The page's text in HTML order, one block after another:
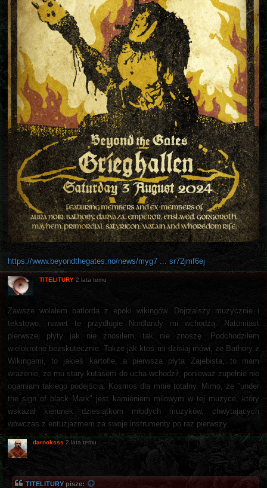
https://www.beyondthegates.no/news/myg7 ... sr72jmf6ej
TITELITURY 2 lata temu
Zawsze wolałem batlorda z epoki wikingów. Dojrzalszy muzycznie i
tekstowo, nawet te przydługie Nordlandy mi wchodzą. Natomiast
pierwszej płyty jak nie znosiłem, tak nie znoszę. Podchodziłem
wielokrotne bezskutecznie. Także jak ktoś mi dzisiaj mówi, że Bathory z
Wikingami, to jakieś kartofle, a pierwsza płyta Zajebista, to mam
wrażenie, że mu stary kutasem do ucha wchodził, ponieważ zupełnie nie
ogarniam takiego podejścia. Kosmos dla mnie totalny. Mimo, że "under
the sign of black Mark" jest kamieniem milowym w tej muzyce, który
wskazał kierunek dziesiątkom młodych muzyków, chwytających
wówczas z entuzjazmem za swoje instrumenty po raz pierwszy.
darnoksss 2 lata temu
TITELITURY pisze: